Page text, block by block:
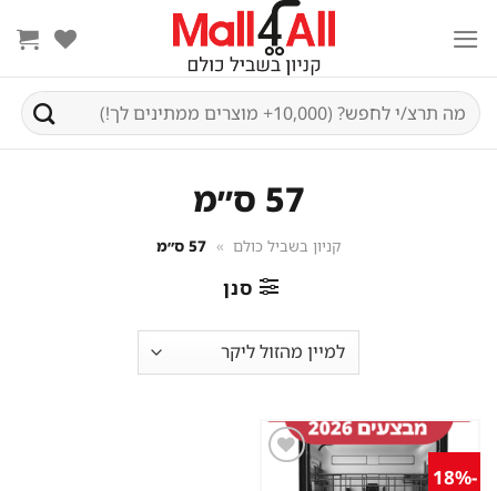
content
חיפוש
עבור:
57 ס״מ
קניון בשביל כולם » 57 ס״מ
סנן
-18%